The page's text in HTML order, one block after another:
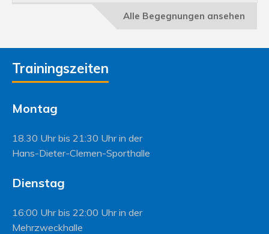
Alle Begegnungen ansehen
Trainingszeiten
Montag
18.30 Uhr bis 21:30 Uhr in der
Hans-Dieter-Clemen-Sporthalle
Dienstag
16:00 Uhr bis 22:00 Uhr in der
Mehrzweckhalle